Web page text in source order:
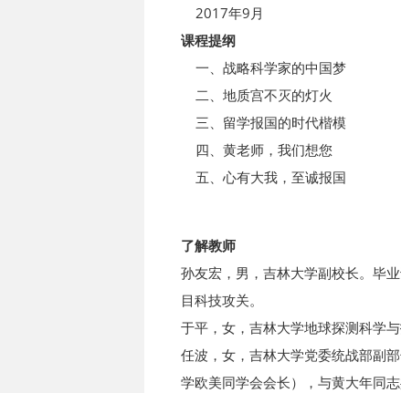
2017年9月
课程提纲
一、战略科学家的中国梦
二、地质宫不灭的灯火
三、留学报国的时代楷模
四、黄老师，我们想您
五、心有大我，至诚报国
了解教师
孙友宏，男，吉林大学副校长。毕
目科技攻关。
于平，女，吉林大学地球探测科学与
任波，女，吉林大学党委统战部副
学欧美同学会会长），与黄大年同志